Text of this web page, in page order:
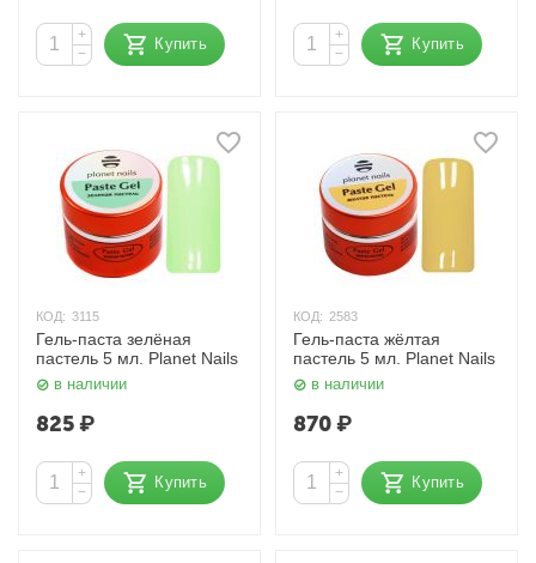
+
−
Купить
+
−
Купить
КОД: 3115
Гель-паста зелёная
пастель 5 мл. Planet Nails
в наличии
825₽
+
−
Купить
КОД: 2583
Гель-паста жёлтая
пастель 5 мл. Planet Nails
в наличии
870₽
+
−
Купить